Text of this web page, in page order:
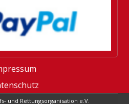
und Rettungsorganisation e.V.